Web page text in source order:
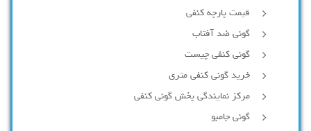
قیمت پارچه کنفی
گونی ضد آفتاب
گونی کنفی چیست
خرید گونی کنفی متری
مرکز نمایندگی پخش گونی کنفی
گونی جامبو